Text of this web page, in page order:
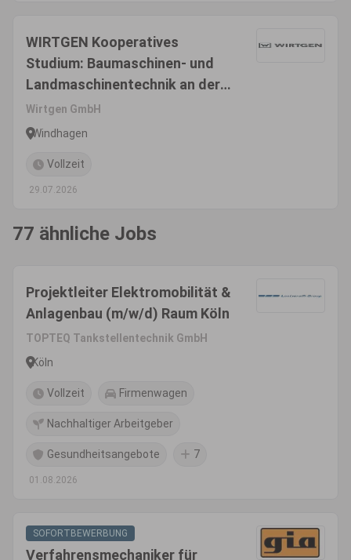
WIRTGEN Kooperatives
Studium: Baumaschinen- und
Landmaschinentechnik an der
TH Köln - Bachelor of
Engineering
Wirtgen GmbH
Windhagen
Vollzeit
29.07.2026
77 ähnliche Jobs
Projektleiter Elektromobilität &
Anlagenbau (m/w/d) Raum Köln
TOPTEQ Tankstellentechnik GmbH
Köln
Vollzeit Firmenwagen
Nachhaltiger Arbeitgeber
Gesundheitsangebote 7
01.08.2026
SOFORTBEWERBUNG
Verfahrensmechaniker für